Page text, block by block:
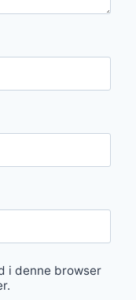
i denne browser